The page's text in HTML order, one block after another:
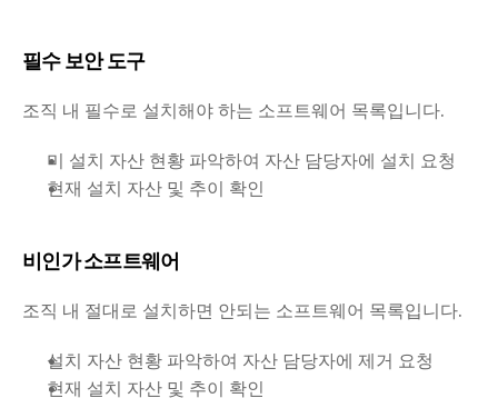
필수 보안 도구
조직 내 필수로 설치해야 하는 소프트웨어 목록입니다.
미 설치 자산 현황 파악하여 자산 담당자에 설치 요청
현재 설치 자산 및 추이 확인
비인가 소프트웨어
조직 내 절대로 설치하면 안되는 소프트웨어 목록입니다.
설치 자산 현황 파악하여 자산 담당자에 제거 요청
현재 설치 자산 및 추이 확인